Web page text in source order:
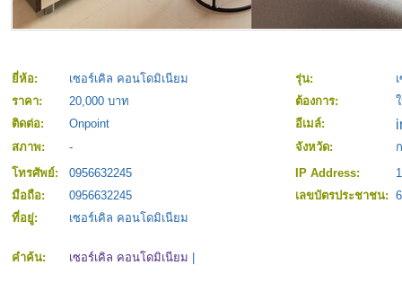
ยี่ห้อ: เซอร์เคิล คอนโดมิเนียม รุ่น:
ราคา:
20,000 บาท ต้องการ:
ติดต่อ:
Onpoint
อีเมล์:
สภาพ:
- จังหวัด:
โทรศัพย์:
0956632245 IP Address:
มือถือ:
0956632245 เลขบัตรประชาชน:
ที่อยู่:
เซอร์เคิล คอนโดมิเนียม
คำค้น: เซอร์เคิล คอนโดมิเนียม